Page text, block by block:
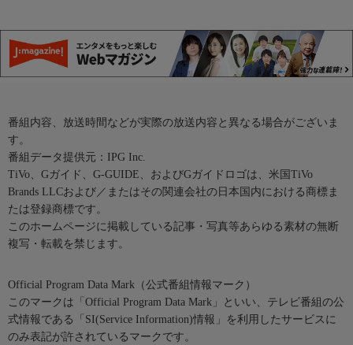
番組内容、放送時間などが実際の放送内容と異なる場合がございま
す。
番組データ提供元：IPG Inc.
TiVo、Gガイド、G-GUIDE、およびGガイドロゴは、米国TiVo
Brands LLCおよび／またはその関連会社の日本国内における商標ま
たは登録商標です。
このホームページに掲載している記事・写真等あらゆる素材の無断
複写・転載を禁じます。
Official Program Data Mark（公式番組情報マーク）
このマークは「Official Program Data Mark」といい、テレビ番組の公
式情報である「SI(Service Information)情報」を利用したサービスに
のみ表記が許されているマークです。